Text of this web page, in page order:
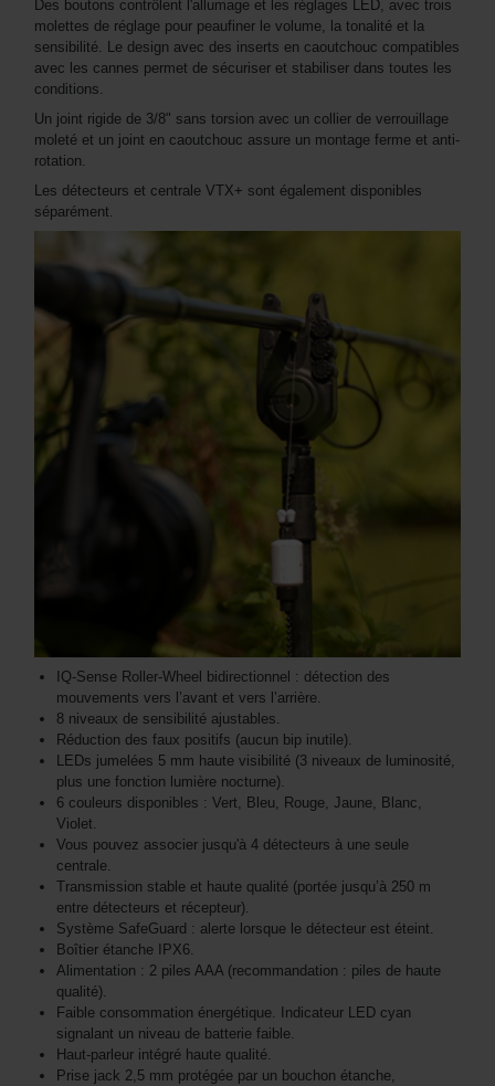
Des boutons contrôlent l'allumage et les réglages LED, avec trois
molettes de réglage pour peaufiner le volume, la tonalité et la
sensibilité. Le design avec des inserts en caoutchouc compatibles
avec les cannes permet de sécuriser et stabiliser dans toutes les
conditions.
Un joint rigide de 3/8" sans torsion avec un collier de verrouillage
moleté et un joint en caoutchouc assure un montage ferme et anti-
rotation.
Les détecteurs et centrale VTX+ sont également disponibles
séparément.
IQ-Sense Roller-Wheel bidirectionnel : détection des
mouvements vers l’avant et vers l’arrière.
8 niveaux de sensibilité ajustables.
Réduction des faux positifs (aucun bip inutile).
LEDs jumelées 5 mm haute visibilité (3 niveaux de luminosité,
plus une fonction lumière nocturne).
6 couleurs disponibles : Vert, Bleu, Rouge, Jaune, Blanc,
Violet.
Vous pouvez associer jusqu'à 4 détecteurs à une seule
centrale.
Transmission stable et haute qualité (portée jusqu’à 250 m
entre détecteurs et récepteur).
Système SafeGuard : alerte lorsque le détecteur est éteint.
Boîtier étanche IPX6.
Alimentation : 2 piles AAA (recommandation : piles de haute
qualité).
Faible consommation énergétique. Indicateur LED cyan
signalant un niveau de batterie faible.
Haut-parleur intégré haute qualité.
Prise jack 2,5 mm protégée par un bouchon étanche,